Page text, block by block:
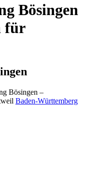
Bösingen
für
Bösingen –
Baden-Württemberg